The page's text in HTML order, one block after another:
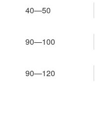
40—50
90—100
90—120